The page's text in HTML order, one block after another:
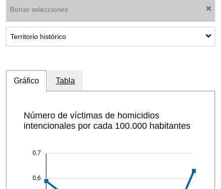
Borrar selecciones
Territorio históricoMostrar subcategorías: Territorio histórico
Gráfico Tabla
Número de víctimas de homicidios
intencionales por cada 100.000 habitantes